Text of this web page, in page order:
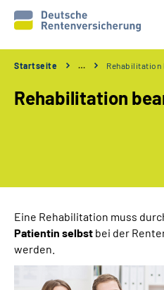
Rente
Erweiterte Suche
Startseite … Rehabilitation
Rehabilitation
Eine Rehabilitation muss
Patientin selbst bei der
werden.